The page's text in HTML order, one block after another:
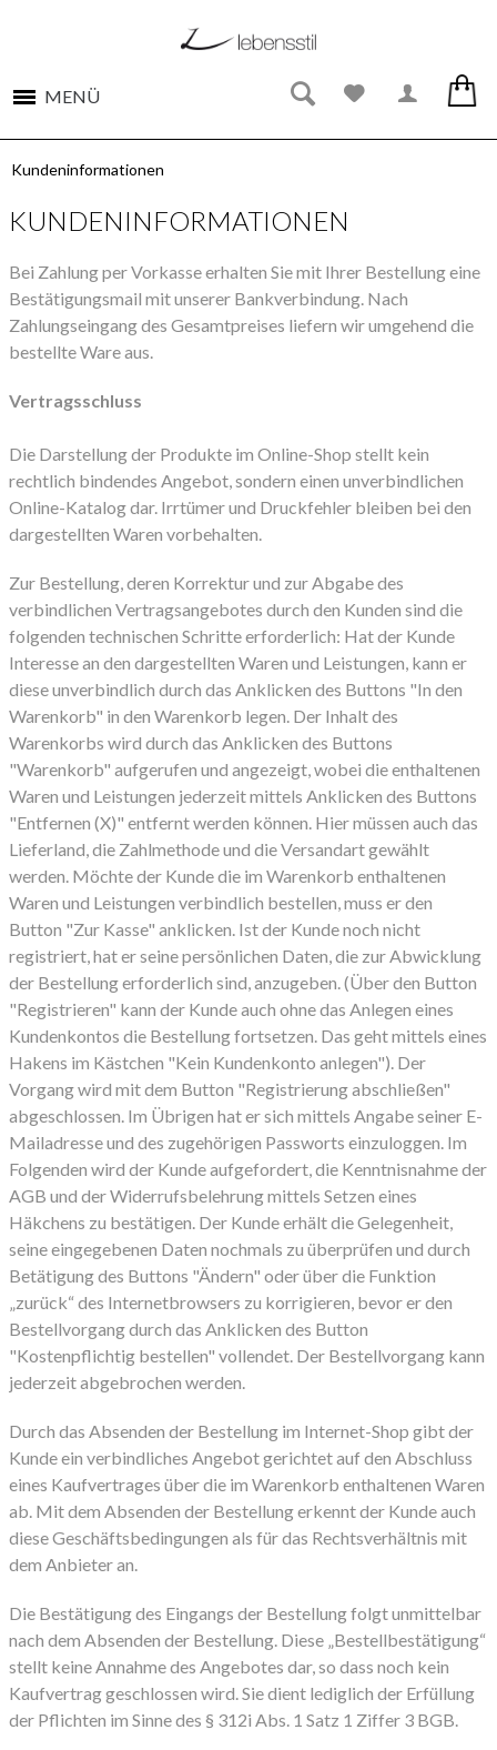
MENÜ
Kundeninformationen
KUNDENINFORMATIONEN
Bei Zahlung per Vorkasse erhalten Sie mit Ihrer Bestellung eine
Bestätigungsmail mit unserer Bankverbindung. Nach
Zahlungseingang des Gesamtpreises liefern wir umgehend die
bestellte Ware aus.
Vertragsschluss
Die Darstellung der Produkte im Online-Shop stellt kein
rechtlich bindendes Angebot, sondern einen unverbindlichen
Online-Katalog dar. Irrtümer und Druckfehler bleiben bei den
dargestellten Waren vorbehalten.
Zur Bestellung, deren Korrektur und zur Abgabe des
verbindlichen Vertragsangebotes durch den Kunden sind die
folgenden technischen Schritte erforderlich: Hat der Kunde
Interesse an den dargestellten Waren und Leistungen, kann er
diese unverbindlich durch das Anklicken des Buttons "In den
Warenkorb" in den Warenkorb legen. Der Inhalt des
Warenkorbs wird durch das Anklicken des Buttons
"Warenkorb" aufgerufen und angezeigt, wobei die enthaltenen
Waren und Leistungen jederzeit mittels Anklicken des Buttons
"Entfernen (X)" entfernt werden können. Hier müssen auch das
Lieferland, die Zahlmethode und die Versandart gewählt
werden. Möchte der Kunde die im Warenkorb enthaltenen
Waren und Leistungen verbindlich bestellen, muss er den
Button "Zur Kasse" anklicken. Ist der Kunde noch nicht
registriert, hat er seine persönlichen Daten, die zur Abwicklung
der Bestellung erforderlich sind, anzugeben. (Über den Button
"Registrieren" kann der Kunde auch ohne das Anlegen eines
Kundenkontos die Bestellung fortsetzen. Das geht mittels eines
Hakens im Kästchen "Kein Kundenkonto anlegen"). Der
Vorgang wird mit dem Button "Registrierung abschließen"
abgeschlossen. Im Übrigen hat er sich mittels Angabe seiner E-
Mailadresse und des zugehörigen Passworts einzuloggen. Im
Folgenden wird der Kunde aufgefordert, die Kenntnisnahme der
AGB und der Widerrufsbelehrung mittels Setzen eines
Häkchens zu bestätigen. Der Kunde erhält die Gelegenheit,
seine eingegebenen Daten nochmals zu überprüfen und durch
Betätigung des Buttons "Ändern" oder über die Funktion
„zurück“ des Internetbrowsers zu korrigieren, bevor er den
Bestellvorgang durch das Anklicken des Button
"Kostenpflichtig bestellen" vollendet. Der Bestellvorgang kann
jederzeit abgebrochen werden.
Durch das Absenden der Bestellung im Internet-Shop gibt der
Kunde ein verbindliches Angebot gerichtet auf den Abschluss
eines Kaufvertrages über die im Warenkorb enthaltenen Waren
ab. Mit dem Absenden der Bestellung erkennt der Kunde auch
diese Geschäftsbedingungen als für das Rechtsverhältnis mit
dem Anbieter an.
Die Bestätigung des Eingangs der Bestellung folgt unmittelbar
nach dem Absenden der Bestellung. Diese „Bestellbestätigung“
stellt keine Annahme des Angebotes dar, so dass noch kein
Kaufvertrag geschlossen wird. Sie dient lediglich der Erfüllung
der Pflichten im Sinne des § 312i Abs. 1 Satz 1 Ziffer 3 BGB.